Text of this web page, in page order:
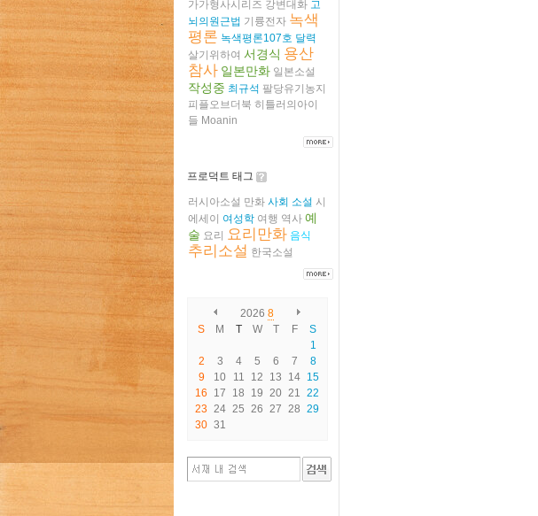
가가형사시리즈 강변대화 고
뇌의원근법 기륭전자 녹색
평론 녹색평론107호 달력
살기위하여 서경식 용산
참사 일본만화 일본소설
작성중 최규석 팔당유기농지
피플오브더북 히틀러의아이
들 Moanin
프로덕트 태그
러시아소설 만화 사회 소설 시
에세이
여성학 여행 역사 예
술 요리 요리만화 음식
추리소설 한국소설
2026 8
S
M T W T F
S
1
2
3 4 5 6 7
8
9
10 11 12 13 14 15
16
17 18 19 20 21 22
23 24 25 26 27 28 29
30 31